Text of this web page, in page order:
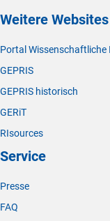
Weitere
Portal Wissenschaftliche
GEPRIS
GEPRIS historisch
GERiT
RIsources
Service
Presse
FAQ